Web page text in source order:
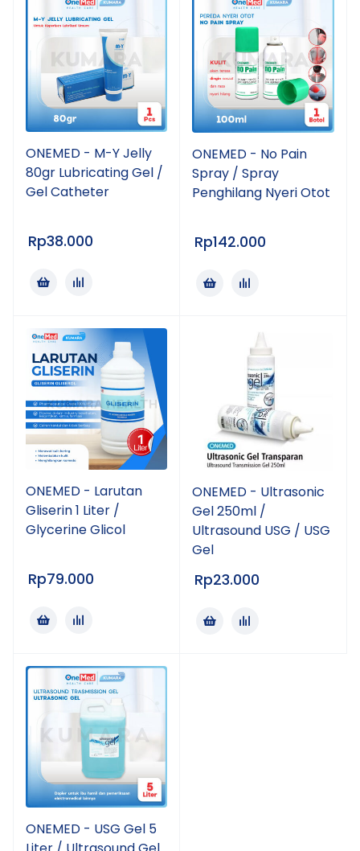
ONEMED - M-Y Jelly
80gr Lubricating Gel /
Gel Catheter
Rp38.000
ONEMED - No Pain
Spray / Spray
Penghilang Nyeri Otot
Rp142.000
ONEMED - Larutan
Gliserin 1 Liter /
Glycerine Glicol
Rp79.000
ONEMED - Ultrasonic
Gel 250ml /
Ultrasound USG / USG
Gel
Rp23.000
ONEMED - USG Gel 5